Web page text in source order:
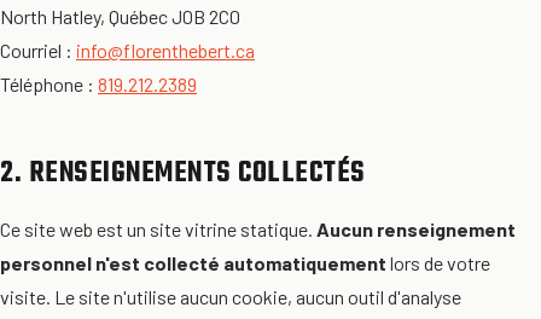
North Hatley, Québec J0B 2C0
Courriel : info@florenthebert.ca
Téléphone : 819.212.2389
2. RENSEIGNEMENTS COLLECTÉS
Ce site web est un site vitrine statique. Aucun renseignement
personnel n'est collecté automatiquement lors de votre
visite. Le site n'utilise aucun cookie, aucun outil d'analyse